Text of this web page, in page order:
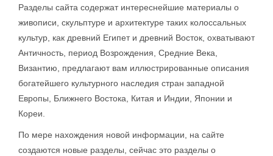
Разделы сайта содержат интереснейшие материалы о
живописи, скульптуре и архитектуре таких колоссальных
культур, как древний Египет и древний Восток, охватывают
Античность, период Возрождения, Средние Века,
Византию, предлагают вам иллюстрированные описания
богатейшего культурного наследия стран западной
Европы, Ближнего Востока, Китая и Индии, Японии и
Кореи.
По мере нахождения новой информации, на сайте
создаются новые разделы, сейчас это разделы о